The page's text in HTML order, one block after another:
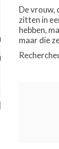
De vrouw,
zitten in
hebben,
maar die